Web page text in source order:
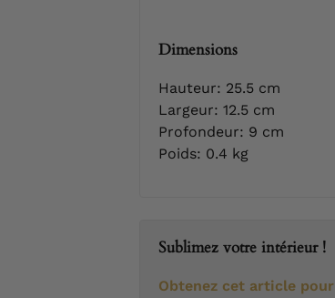
Dimensions
Hauteur: 25.5 cm
Largeur: 12.5 cm
Profondeur: 9 cm
Poids: 0.4 kg
Sublimez votre intérieur !
Obtenez cet article pour